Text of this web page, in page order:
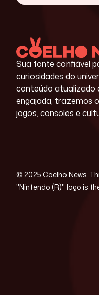
Sua fonte confiável
curiosidades do
conteúdo atualizado
engajada, trazemos
jogos, consoles e
© 2025 Coelho News.
"Nintendo (R)" logo is